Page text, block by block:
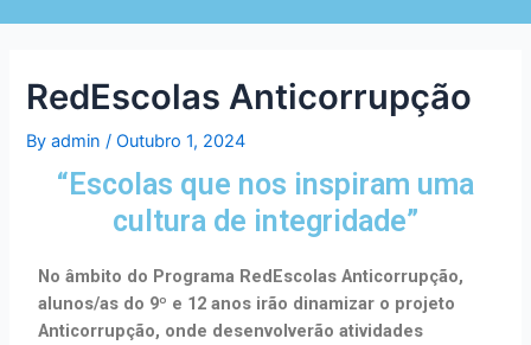
RedEscolas Anticorrupção
Byadmin/Outubro 1, 2024
“Escolas que nos inspiram uma
cultura de integridade”
No âmbito do Programa RedEscolas Anticorrupção,
alunos/as do 9º e 12 anos irão dinamizar o projeto
Anticorrupção, onde desenvolverão atividades